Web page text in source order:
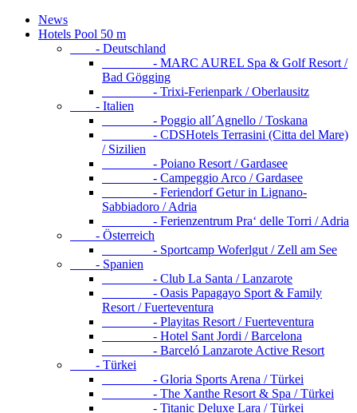
News
Hotels Pool 50 m
- Deutschland
- MARC AUREL Spa & Golf Resort /
Bad Gögging
- Trixi-Ferienpark / Oberlausitz
- Italien
- Poggio all´Agnello / Toskana
- CDSHotels Terrasini (Citta del Mare)
/ Sizilien
- Poiano Resort / Gardasee
- Campeggio Arco / Gardasee
- Feriendorf Getur in Lignano-
Sabbiadoro / Adria
- Ferienzentrum Pra‘ delle Torri / Adria
- Österreich
- Sportcamp Woferlgut / Zell am See
- Spanien
- Club La Santa / Lanzarote
- Oasis Papagayo Sport & Family
Resort / Fuerteventura
- Playitas Resort / Fuerteventura
- Hotel Sant Jordi / Barcelona
- Barceló Lanzarote Active Resort
- Türkei
- Gloria Sports Arena / Türkei
- The Xanthe Resort & Spa / Türkei
- Titanic Deluxe Lara / Türkei